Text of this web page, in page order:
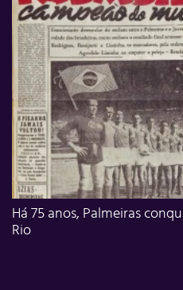
Há 75 anos, Palmeiras
Rio